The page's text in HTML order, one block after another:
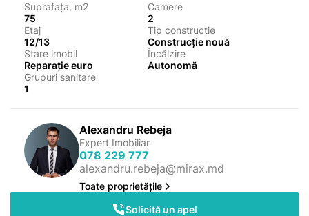
Suprafața, m2
75
Camere
2
Etaj
12/13
Tip construcție
Construcție nouă
Stare imobil
Reparație euro
Încălzire
Autonomă
Grupuri sanitare
1
Alexandru Rebeja
Expert Imobiliar
078 229 777
alexandru.rebeja@mirax.md
Toate proprietățile
Solicită un apel